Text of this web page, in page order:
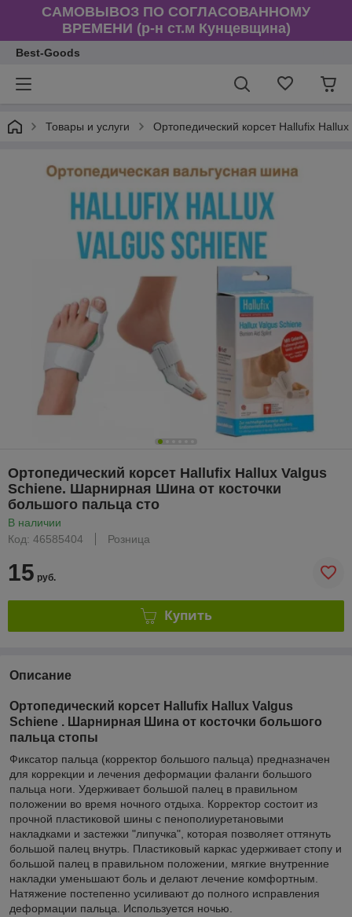
САМОВЫВОЗ ПО СОГЛАСОВАННОМУ
ВРЕМЕНИ (р-н ст.м Кунцевщина)
Best-Goods
Товары и услуги Ортопедический корсет Hallufix
Ортопедический корсет Hallufix Hallux Valgus
Schiene. Шарнирная Шина от косточки
большого пальца сто
В наличии
Код: 46585404
Розница
15 руб.
Купить
Описание
Ортопедический корсет Hallufix Hallux Valgus
Schiene . Шарнирная Шина от косточки большого
пальца стопы
Фиксатор пальца (корректор большого пальца) предназначен
для коррекции и лечения деформации фаланги большого
пальца ноги. Удерживает большой палец в правильном
положении во время ночного отдыха. Корректор состоит из
прочной пластиковой шины с пенополиуретановыми
накладками и застежки "липучка", которая позволяет оттянуть
большой палец внутрь. Пластиковый каркас удерживает стопу и
большой палец в правильном положении, мягкие внутренние
накладки уменьшают боль и делают лечение комфортным.
Натяжение постепенно усиливают до полного исправления
деформации пальца. Используется ночью.